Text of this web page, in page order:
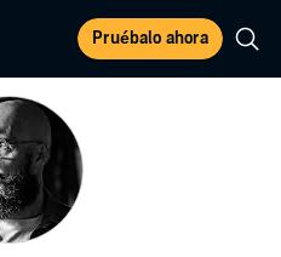
Pruébalo ahora